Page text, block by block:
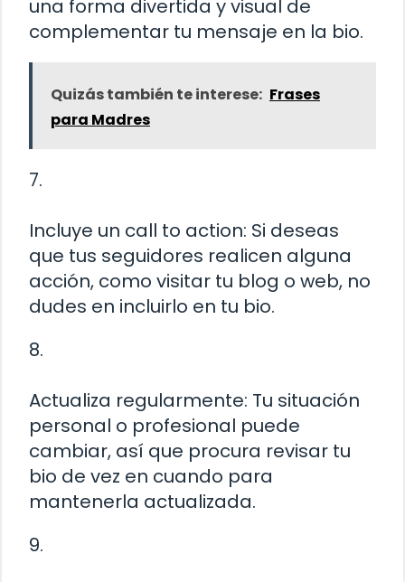
una forma divertida y visual de
complementar tu mensaje en la bio.
Quizás también te interese: Frases
para Madres
7.
Incluye un call to action: Si deseas
que tus seguidores realicen alguna
acción, como visitar tu blog o web, no
dudes en incluirlo en tu bio.
8.
Actualiza regularmente: Tu situación
personal o profesional puede
cambiar, así que procura revisar tu
bio de vez en cuando para
mantenerla actualizada.
9.